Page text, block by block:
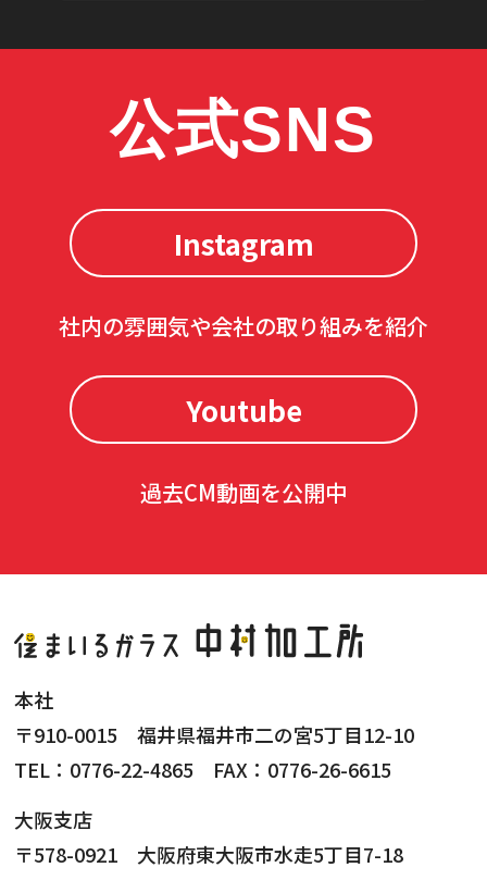
公式SNS
Instagram
社内の雰囲気や会社の取り組みを紹介
Youtube
過去CM動画を公開中
本社
〒910-0015 福井県福井市二の宮5丁目12-10
TEL：0776-22-4865 FAX：0776-26-6615
大阪支店
〒578-0921 大阪府東大阪市水走5丁目7-18